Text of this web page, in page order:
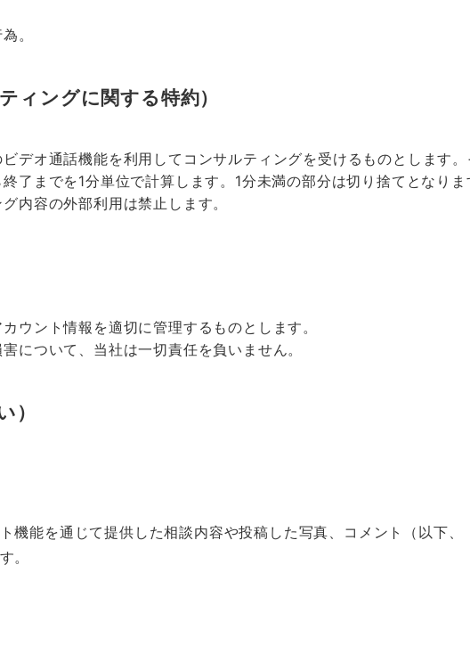
。
ィングに関する特約）
デオ通話機能を利用してコンサルティングを受けるものとします
了までを1分単位で計算します。1分未満の部分は切り捨てとなりま
内容の外部利用は禁止します。
ウント情報を適切に管理するものとします。
について、当社は一切責任を負いません。
）
機能を通じて提供した相談内容や投稿した写真、コメント（以下
。